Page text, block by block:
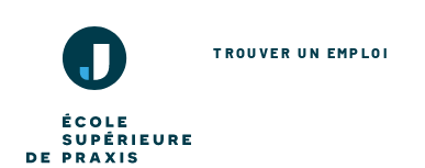
TROUVER UN EMPLOI